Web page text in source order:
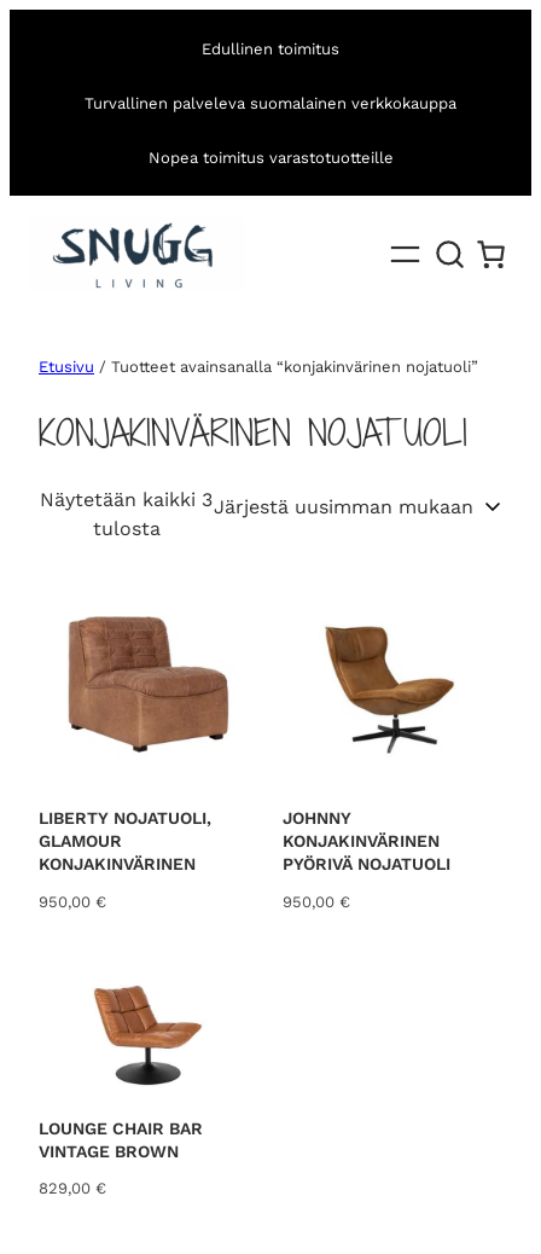
Edullinen toimitus
Turvallinen palveleva suomalainen verkkokauppa
Nopea toimitus varastotuotteille
Etusivu / Tuotteet avainsanalla “konjakinvärinen nojatuoli”
KONJAKINVÄRINEN NOJATUOLI
Näytetään kaikki 3
tulostaS
t
e
d
b
t
s
LIBERTY NOJATUOLI,
GLAMOUR
KONJAKINVÄRINEN
950,00 €
JOHNNY
KONJAKINVÄRINEN
PYÖRIVÄ NOJATUOLI
950,00 €
LOUNGE CHAIR BAR
VINTAGE BROWN
829,00 €